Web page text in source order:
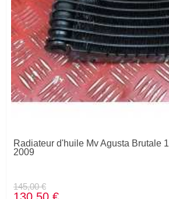
Radiateur d'huile Mv Agusta Brutale
2009
145,00 €